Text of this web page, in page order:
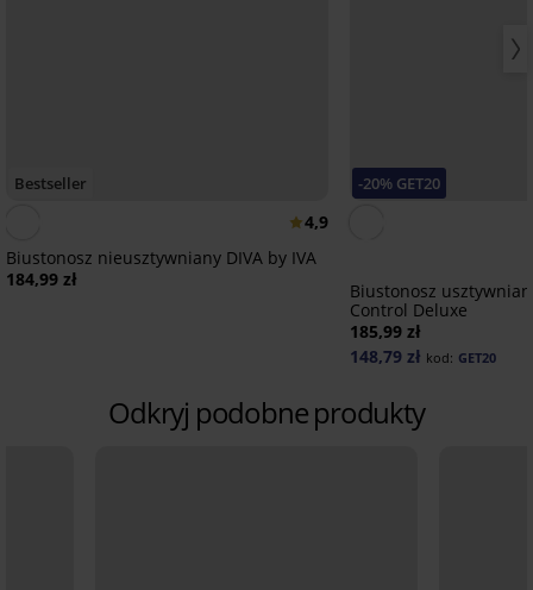
Bestseller
4,9
Biustonosz nieusztywniany DIVA by IVA
184,99 zł
-20% GET20
Biustonosz
Control Deluxe
185,99 zł
148,79 zł kod: GET20
Odkryj podobne produkty